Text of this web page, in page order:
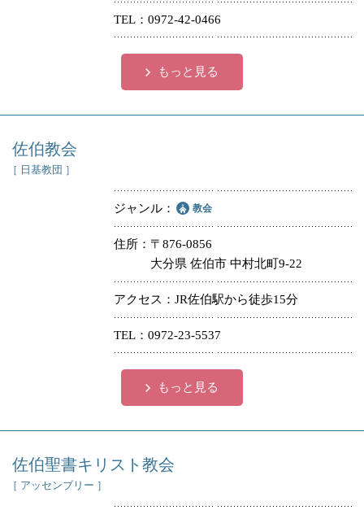
TEL 0972-42-0466
もっと見る
佐伯教会
［ 日基教団 ］
ジャンル 教会
住所
〒876-0856
大分県 佐伯市 中村北町9-22
アクセス JR佐伯駅から徒歩15分
TEL 0972-23-5537
もっと見る
佐伯聖書キリスト教会
［ アッセンブリー ］